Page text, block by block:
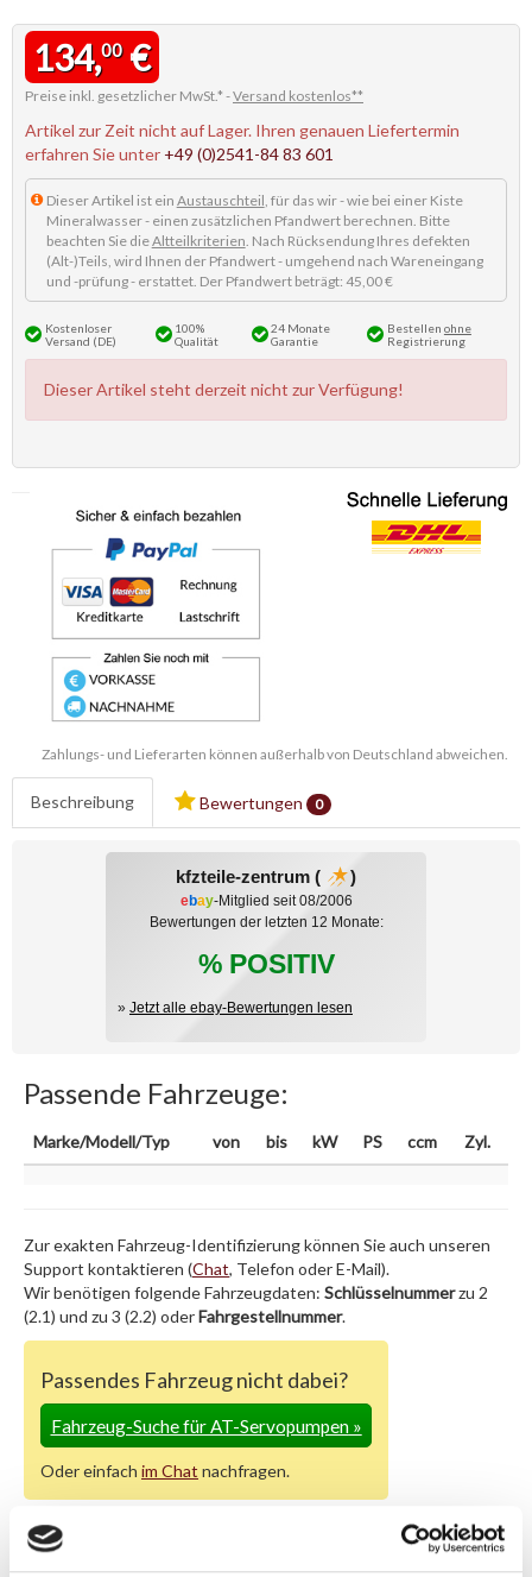
134,00€
Preise inkl. gesetzlicher MwSt.* -Versand kostenlos**
Artikel zur Zeit nicht auf Lager. Ihren genauen Liefertermin
erfahren Sie unter +49 (0)2541-84 83 601
Dieser Artikel ist ein Austauschteil , für das wir - wie bei einer Kiste
Mineralwasser - einen zusätzlichen Pfandwert berechnen. Bitte
beachten Sie dieAltteilkriterien . Nach Rücksendung Ihres defekten
(Alt-)Teils, wird Ihnen der Pfandwert - umgehend nach Wareneingang
und -prüfung - erstattet. Der Pfandwert beträgt: 45,00 €
Kostenloser
Versand (DE)
100%
Qualität
24 Monate
Garantie
Bestellen ohne
Registrierung
Dieser Artikel steht derzeit nicht zur Verfügung!
Zahlungs- und Lieferarten können außerhalb von Deutschland abweichen.
Beschreibung Bewertungen 0
kfzteile-zentrum ( )
ebay-Mitglied seit 08/2006
Bewertungen der letzten 12 Monate:
% POSITIV
» Jetzt alle ebay-Bewertungen lesen
Passende Fahrzeuge:
Marke/Modell/Typ von bis kW PS ccm Zyl.
Zur exakten Fahrzeug-Identifizierung können Sie auch unseren
Support kontaktieren (Chat, Telefon oder E-Mail).
Wir benötigen folgende Fahrzeugdaten: Schlüsselnummerzu 2
(2.1) und zu 3 (2.2) oderFahrgestellnummer.
Passendes Fahrzeug nicht dabei?
Fahrzeug-Suche für AT-Servopumpen»
Oder einfach im Chat nachfragen.
Hersteller/EU Verantwortliche
Person